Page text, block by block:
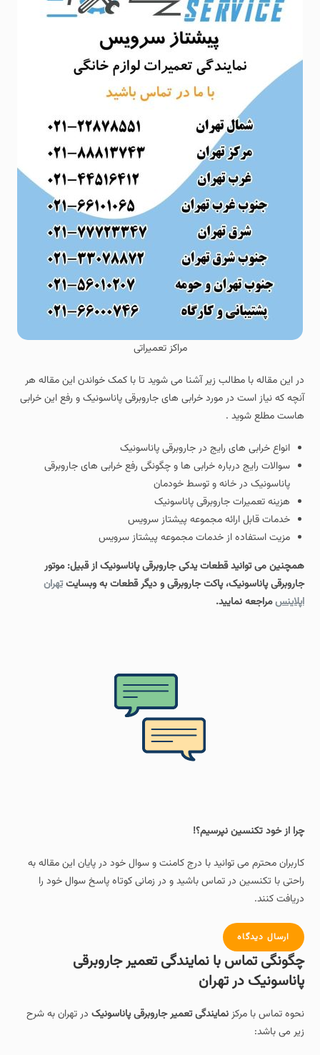
مراکز تعمیراتی
در این مقاله با مطالب زیر آشنا می شوید تا با کمک خواندن این مقاله هر
آنچه که نیاز است در مورد خرابی های جاروبرقی پاناسونیک و رفع این خرابی
هاست مطلع شوید .
انواع خرابی های رایج در جاروبرقی پاناسونیک
سوالات رایج درباره خرابی ها و چگونگی رفع خرابی های جاروبرقی
پاناسونیک در خانه و توسط خودمان
هزینه تعمیرات جاروبرقی پاناسونیک
خدمات قابل ارائه مجموعه پیشتاز سرویس
مزیت استفاده از خدمات مجموعه پیشتاز سرویس
همچنین می توانید قطعات یدکی جاروبرقی پاناسونیک از قبیل: موتور
جاروبرقی پاناسونیک، پاکت جاروبرقی و دیگر قطعات به وبسایتتهران
اپلاینسمراجعه نمایید.
چرا از خود تکنسین نپرسیم؟!
کاربران محترم می توانید با درج کامنت و سوال خود در پایان این مقاله به
راحتی با تکنسین در تماس باشید و در زمانی کوتاه پاسخ سوال خود را
دریافت کنند.
ارسال دیدگاه
چگونگی تماس با نمایندگی تعمیر جاروبرقی
پاناسونیک در تهران
نحوه تماس با مرکزنمایندگی تعمیر جاروبرقی پاناسونیک در تهران به شرح
زیر می باشد: